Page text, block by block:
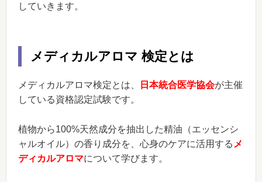
していきます。
メディカルアロマ 検定とは
メディカルアロマ検定とは、 日本統合医学協会が主催
している資格認定試験です。
植物から100%天然成分を抽出した精油（エッセンシ
ャルオイル）の香り成分を、心身のケアに活用する メ
ディカルアロマについて学びます。